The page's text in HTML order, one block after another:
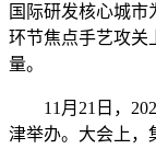
国际研发核心城
环节焦点手艺攻关
量。
11月21日，
津举办。大会上，